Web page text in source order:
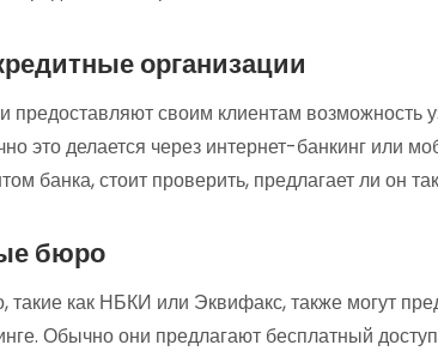
организации
предоставляют своим клиентам возможность
это делается через интернет-банкинг или
банка, стоит проверить, предлагает ли он
бюро
такие как НБКИ или Эквифакс, также могут
Обычно они предлагают бесплатный